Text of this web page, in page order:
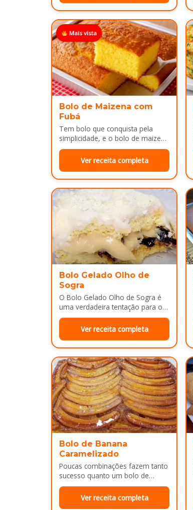
Mais vista
Bolo de Maizena com
Fubá
Tem bolo que conquista pela
simplicidade, e o bolo de maizena
com fubá é um ótimo exemplo..
Ver receita completa
Bolo Gelado Olho de
Sogra
O Bolo Gelado Olho de Sogra é
uma verdadeira tentação para os
amantes de sobremesas
refrescantes e cheias de sabor...
Ver receita completa
Bolo de Banana
Caramelizado
Poucas combinações fazem tanto
sucesso quanto um bolo de
banana com uma calda
douradinha por cima. Enquanto
assa, aquele cheirinho…
Ver receita completa